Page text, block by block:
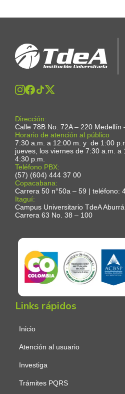
Dirección:
Calle 78B No. 72A – 220 Medellín
Horario de atención al público
7:30 a.m. a 12:00 m. y de 1:00
jueves, los viernes de 7:30 a.m. a
4:30 p.m.
Teléfono PBX:
(57) (604) 444 37 00
Copacabana:
Carrera 50 n°50a – 59 | teléfono:
Itaguí:
Campus Universitario TdeA
Carrera 63 No. 38 – 100
Links rápidos
Inicio
Atención al usuario
Investiga
Trámites PQRS